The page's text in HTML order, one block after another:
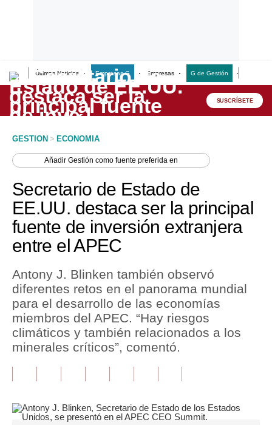
Últimas Noticias Empresas G Empresas G de Gestión
Lo último
Peru Quiosco
Economía
Mercados
Perú
Política
Tu Dinero
Finanzas Personales
Inmobiliarias
Plus G
Editorial
SUSCRÍBETE
GESTION > ECONOMIA
AñadirGestión como fuente preferida en
Secretario de Estado de
EE.UU. destaca ser la principal
fuente de inversión extranjera
entre el APEC
Antony J. Blinken también observó
diferentes retos en el panorama mundial
para el desarrollo de las economías
miembros del APEC. “Hay riesgos
climáticos y también relacionados a los
minerales críticos”, comentó.